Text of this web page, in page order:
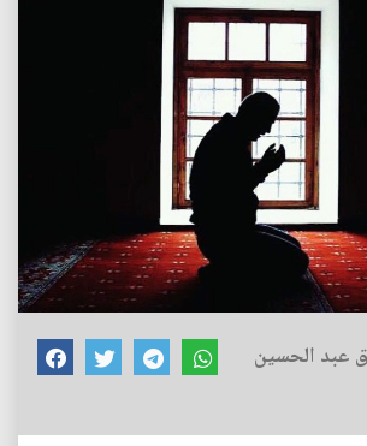
عبد الحسين